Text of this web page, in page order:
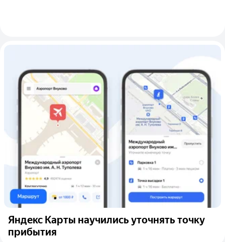
Яндекс Карты научились уточнять точку
прибытия